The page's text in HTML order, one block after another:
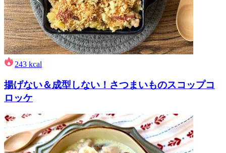
243 kcal
揚げない＆成型しない！さつまいものスコップコ
ロッケ